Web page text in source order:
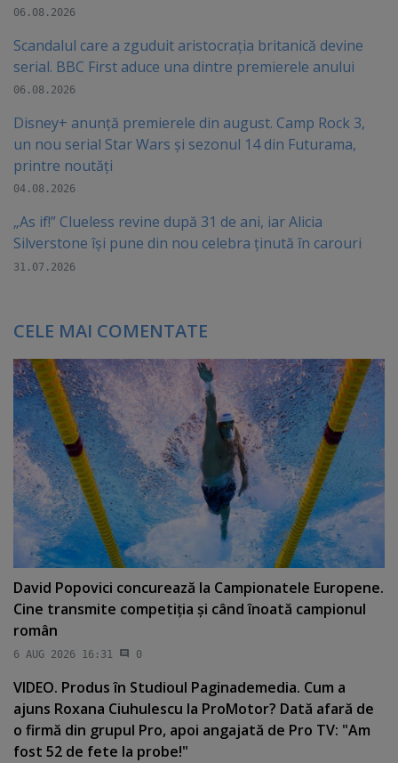
06.08.2026
Scandalul care a zguduit aristocrația britanică devine
serial. BBC First aduce una dintre premierele anului
06.08.2026
Disney+ anunță premierele din august. Camp Rock 3,
un nou serial Star Wars și sezonul 14 din Futurama,
printre noutăți
04.08.2026
„As if!” Clueless revine după 31 de ani, iar Alicia
Silverstone își pune din nou celebra ținută în carouri
31.07.2026
CELE MAI COMENTATE
David Popovici concurează la Campionatele Europene.
Cine transmite competiţia şi când înoată campionul
român
6 AUG 2026 16:31 0
VIDEO. Produs în Studioul Paginademedia. Cum a
ajuns Roxana Ciuhulescu la ProMotor? Dată afară de
o firmă din grupul Pro, apoi angajată de Pro TV: "Am
fost 52 de fete la probe!"